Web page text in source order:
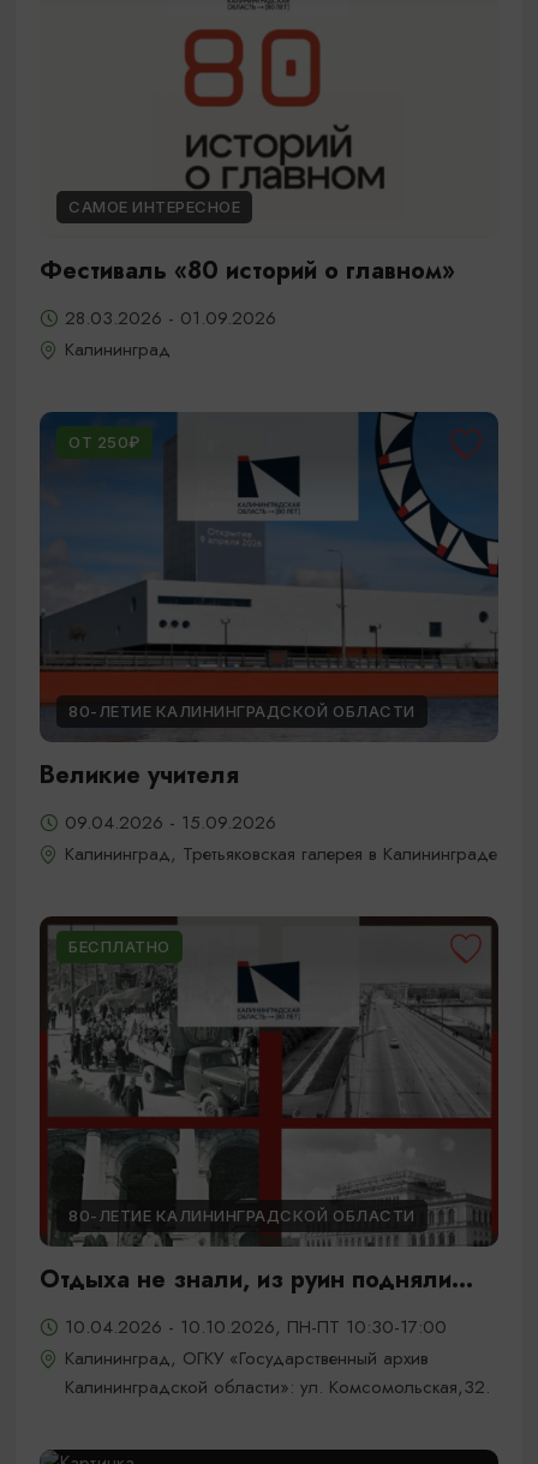
САМОЕ ИНТЕРЕСНОЕ
Фестиваль «80 историй о главном»
28.03.2026 - 01.09.2026
Калининград
ОТ 250₽
80-ЛЕТИЕ КАЛИНИНГРАДСКОЙ ОБЛАСТИ
Великие учителя
09.04.2026 - 15.09.2026
Калининград, Третьяковская галерея в Калининграде
БЕСПЛАТНО
80-ЛЕТИЕ КАЛИНИНГРАДСКОЙ ОБЛАСТИ
Отдыха не знали, из руин подняли...
10.04.2026 - 10.10.2026, ПН-ПТ 10:30-17:00
Калининград, ОГКУ «Государственный архив
Калининградской области»: ул. Комсомольская,32.